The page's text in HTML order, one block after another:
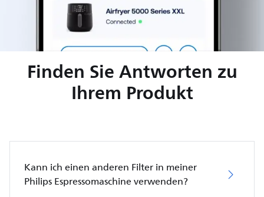
Finden Sie Antworten zu
Ihrem Produkt
Kann ich einen anderen Filter in meiner
Philips Espressomaschine verwenden?